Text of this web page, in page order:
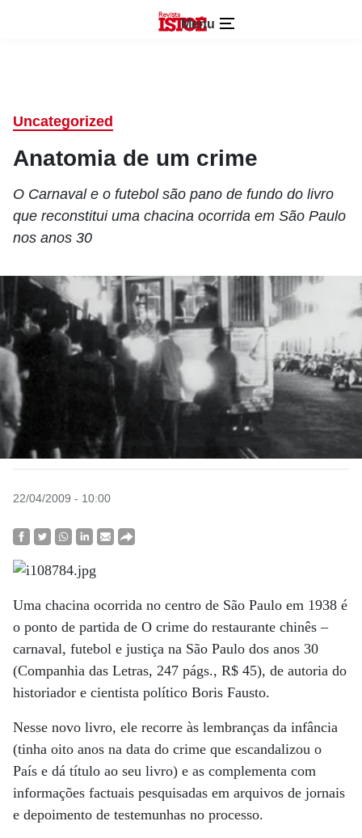
Menu
Uncategorized
Anatomia de um crime
O Carnaval e o futebol são pano de fundo do livro
que reconstitui uma chacina ocorrida em São Paulo
nos anos 30
22/04/2009 - 10:00
Uma chacina ocorrida no centro de São Paulo em 1938 é
o ponto de partida de O crime do restaurante chinês –
carnaval, futebol e justiça na São Paulo dos anos 30
(Companhia das Letras, 247 págs., R$ 45), de autoria do
historiador e cientista político Boris Fausto.
Nesse novo livro, ele recorre às lembranças da infância
(tinha oito anos na data do crime que escandalizou o
País e dá título ao seu livro) e as complementa com
informações factuais pesquisadas em arquivos de jornais
e depoimento de testemunhas no processo.